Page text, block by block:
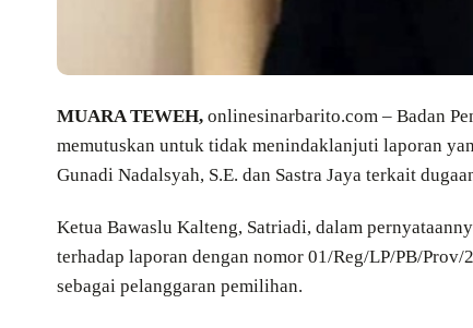
MUARA TEWEH, onlinesinarbarito.com – Badan
memutuskan untuk tidak menindaklanjuti laporan
Gunadi Nadalsyah, S.E. dan Sastra Jaya terkait
Ketua Bawaslu Kalteng, Satriadi, dalam
terhadap laporan dengan nomor 01/Reg/LP/PB/
sebagai pelanggaran pemilihan.